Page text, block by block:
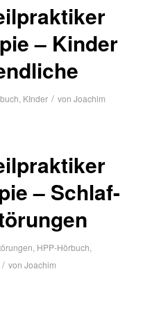
– Kinder
, KInder / vonJoachim
– Schlaf-
, HPP-Hörbuch,
/ von Joachim